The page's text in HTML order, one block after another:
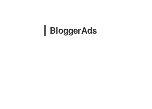
BloggerAds